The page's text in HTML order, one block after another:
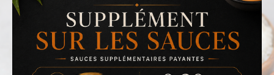
ACCUEIL
LA CARTE